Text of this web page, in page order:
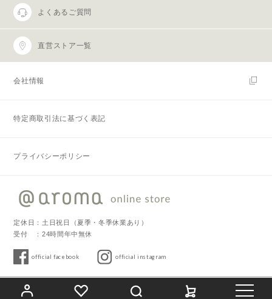
よくあるご質問
直営ストア一覧
会社情報
特定商取引法に基づく表記
プライバシーポリシー
定休日：土日祝日（夏季・冬季休業あり）
受付 ：24時間年中無休
official facebook official instagram
Copyright © 2019 @aroma. All Rights Reserved.